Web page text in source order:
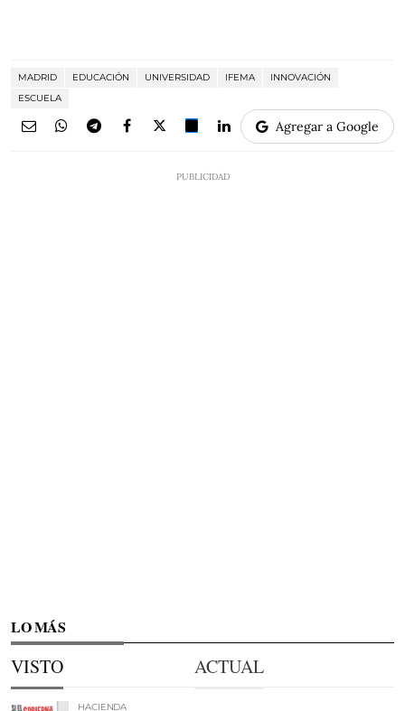
MADRID EDUCACIÓN UNIVERSIDAD IFEMA
INNOVACIÓN
ESCUELA
Agregar a Google
LO MÁS
VISTO ACTUAL
HACIENDA